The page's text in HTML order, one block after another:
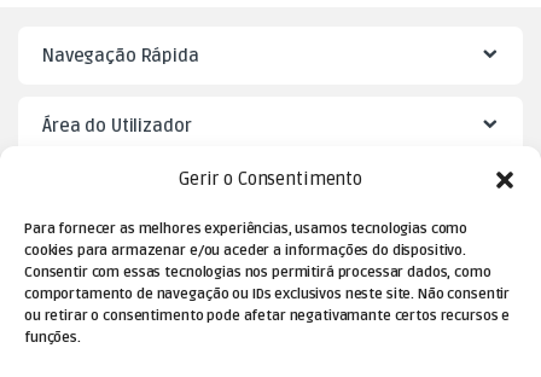
Gerir o Consentimento
Para fornecer as melhores experiências, usamos tecnologias como
cookies para armazenar e/ou aceder a informações do dispositivo.
Consentir com essas tecnologias nos permitirá processar dados, como
comportamento de navegação ou IDs exclusivos neste site. Não consentir
ou retirar o consentimento pode afetar negativamante certos recursos e
funções.
Navegação Rápida
Área do Utilizador